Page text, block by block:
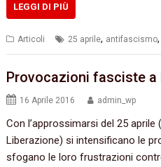
LEGGI DI PIÙ
Articoli 25 aprile, antifascismo,
Provocazioni fasciste a
16 Aprile 2016 admin_wp
Con l’approssimarsi del 25 aprile
Liberazione) si intensificano le
sfogano le loro frustrazioni